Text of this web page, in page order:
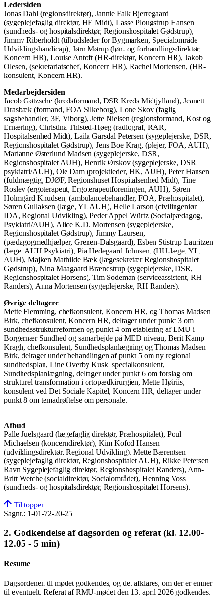
Ledersiden
Jonas Dahl (regionsdirektør), Jannie Falk Bjerregaard
(sygeplejefaglig direktør, HE Midt), Lasse Plougstrup Hansen
(sundheds- og hospitalsdirektør, Regionshospitalet Gødstrup),
Jimmy Riberholdt (tilbudsleder for Bygmarken, Specialområde
Udviklingshandicap), Jørn Mørup (løn- og forhandlingsdirektør,
Koncern HR), Louise Antoft (HR-direktør, Koncern HR), Jakob
Olesen, (sekretariatschef, Koncern HR), Rachel Mortensen, (HR-
konsulent, Koncern HR).
Medarbejdersiden
Jacob Gøtzsche (kredsformand, DSR Kreds Midtjylland), Jeanett
Drasbæk (formand, FOA Silkeborg), Lone Skov (faglig
sagsbehandler, 3F, Viborg), Jette Nielsen (regionsformand, Kost og
Ernæring), Christina Thisted-Høeg (radiograf, RAR,
Hospitalsenhed Midt), Laila Garsdal Petersen (sygeplejerske, DSR,
Regionshospitalet Gødstrup), Jens Boe Krag, (plejer, FOA, AUH),
Marianne Østerlund Madsen (sygeplejerske, DSR,
Regionshospitalet AUH), Henrik Ørskov (sygeplejerske, DSR,
psykiatri/AUH), Ole Dam (projektleder, HK, AUH), Peter Hansen
(fuldmægtig, DJØF, Regionshuset Hospitalsenhed Midt), Tine
Roslev (ergoterapeut, Ergoterapeutforeningen, AUH), Søren
Holmgård Knudsen, (ambulancebehandler, FOA, Præhospitalet),
Søren Gullaksen (læge, YL AUH), Helle Larson (civilingeniør,
IDA, Regional Udvikling), Peder Appel Würtz (Socialpædagog,
Psykiatri/AUH), Alice K.D. Mortensen (sygeplejerske,
Regionshospitalet Gødstrup), Jimmy Laursen,
(pædagogmedhjælper, Grenen-Dalsgaard), Esben Stistrup Lauritzen
(læge, AUH Psykiatri), Pia Hedegaard Johnsen, (HU-læge, YL,
AUH), Majken Mathilde Bæk (lægesekretær Regionshospitalet
Gødstrup), Nina Maagaard Brændstrup (sygeplejerske, DSR,
Regionshospitalet Horsens), Tim Sodeman (serviceassistent, RH
Randers), Anna Mortensen (sygeplejerske, RH Randers).
Øvrige deltagere
Mette Flemming, chefkonsulent, Koncern HR, og Thomas Madsen
Birk, chefkonsulent, Koncern HR, deltager under punkt 3 om
sundhedsstrukturreformen og punkt 4 om etablering af LMU i
Borgernær Sundhed og samarbejde på MED niveau, Berit Kamp
Kragh, chefkonsulent, Sundhedsplanlægning og Thomas Madsen
Birk, deltager under behandlingen af punkt 5 om ny regional
sundhedsplan, Line Overby Kusk, specialkonsulent,
Sundhedsplanlægning, deltager under punkt 6 om forslag om
strukturel transformation i ortopædkirurgien, Mette Høiriis,
konsulent ved Det Sociale Kapitel, Koncern HR, deltager under
punkt 8 om temadrøftelse om personale.
Afbud
Palle Juelsgaard (lægefaglig direktør, Præhospitalet), Poul
Michaelsen (koncerndirektør), Kim Kofod Hansen
(udviklingsdirektør, Regional Udvikling), Mette Bærentsen
(sygeplejefaglig direktør, Regionshospitalet AUH), Rikke Petersen
Ravn Sygeplejefaglig direktør, Regionshospitalet Randers), Ann-
Britt Wetche (socialdirektør, Socialområdet), Henning Voss
(sundheds- og hospitalsdirektør, Regionshospitalet Horsens).
Til toppen
Sagnr.: 1-01-72-20-25
2. Godkendelse af dagsorden og referat (kl. 12.00-
12.05 - 5 min)
Resume
Dagsordenen til mødet godkendes, og det afklares, om der er emner
til eventuelt. Referat af RMU-mødet den 13. april 2026 godkendes.